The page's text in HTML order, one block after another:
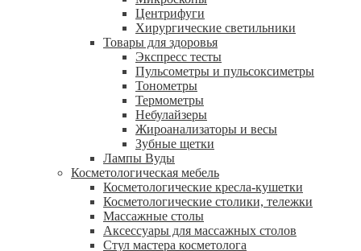
Центрифуги
Xирургические светильники
Товары для здоровья
Экспресс тесты
Пульсометры и пульсоксиметры
Тонометры
Термометры
Небулайзеры
Жироанализаторы и весы
Зубные щетки
Лампы Вуды
Косметологическая мебель
Косметологические кресла-кушетки
Косметологические столики, тележки
Массажные столы
Аксессуары для массажных столов
Стул мастера косметолога